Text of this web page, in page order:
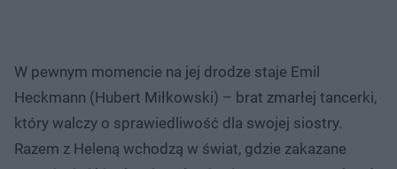
W pewnym momencie na jej drodze staje Emil
Heckmann (Hubert Miłkowski) – brat zmarłej tancerki,
który walczy o sprawiedliwość dla swojej siostry.
Razem z Heleną wchodzą w świat, gdzie zakazane